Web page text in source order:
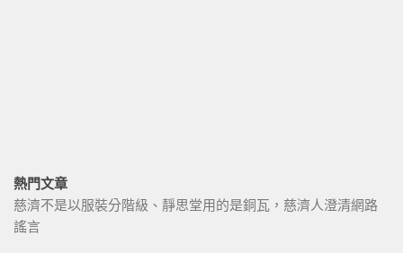
熱門文章
慈濟不是以服裝分階級、靜思堂用的是銅瓦，慈濟人澄清網路
謠言